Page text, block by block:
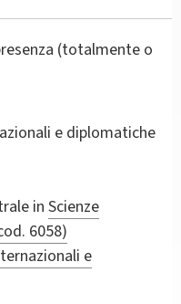
(totalmente o
e diplomatiche
inScienze
6058)
e